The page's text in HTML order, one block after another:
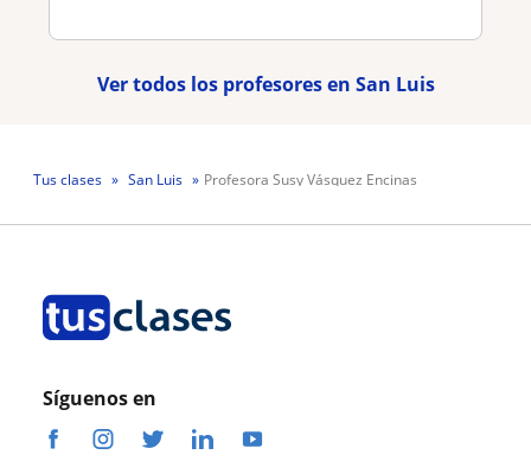
Ver todos los profesores en San Luis
Tus clases San Luis Profesora Susy Vásquez Encinas
Síguenos en